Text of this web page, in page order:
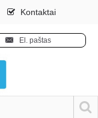
Kontaktai
El. paštas